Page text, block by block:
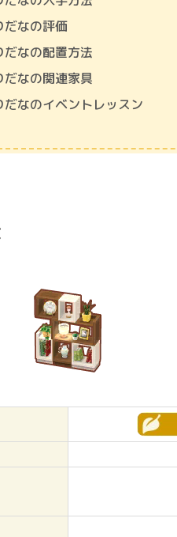
だなの評価
なの配置方法
なの関連家具
なのイベントレッスン